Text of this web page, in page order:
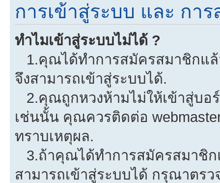
การเข้าสู่ระบบ และ กา
ทำไมเข้าสู่ระบบไม่ได้ ?
1.คุณได้ทำการสมัครสมาชิกแ
จึงสามารถเข้าสู่ระบบได้.
2.คุณถูกหวงห้ามไม่ให้เข้าสู่บอ
เช่นนั้น คุณควรติดต่อ
ทราบเหตุผล.
3.ถ้าคุณได้ทำการสมัครสมาชิ
สามารถเข้าสู่ระบบได้ กรุณาตรว